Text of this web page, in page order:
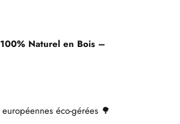
Naturel en Bois –
éco-gérées 🌳